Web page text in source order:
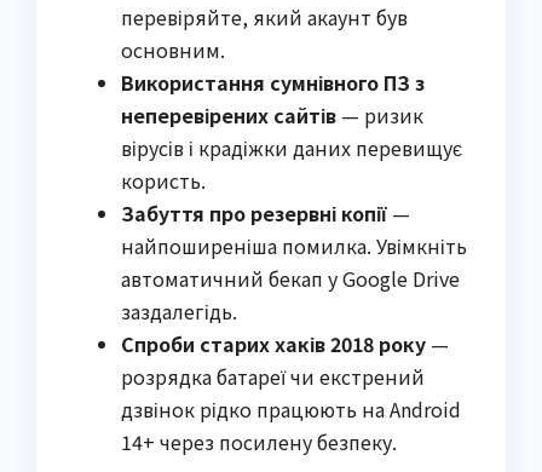
перевіряйте, який акаунт був
основним.
Використання сумнівного ПЗ з
неперевірених сайтів — ризик
вірусів і крадіжки даних перевищує
користь.
Забуття про резервні копії —
найпоширеніша помилка. Увімкніть
автоматичний бекап у Google Drive
заздалегідь.
Спроби старих хаків 2018 року —
розрядка батареї чи екстрений
дзвінок рідко працюють на Android
14+ через посилену безпеку.